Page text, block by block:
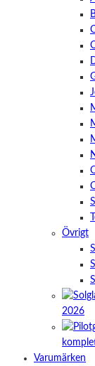
Övrigt
2026
Varumärken